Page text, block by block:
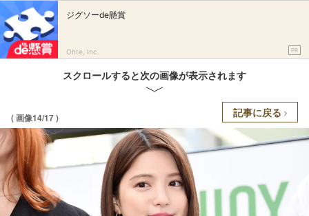
ジグソーde懸賞
Ohte, Inc. PR
スクロールすると次の画像が表示されます
( 画像14/17 ) 記事に戻る